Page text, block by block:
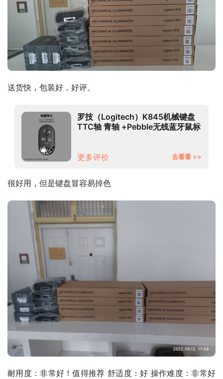
送货快，包装好，好评。
罗技（Logitech）K845机械键盘
TTC轴 青轴 +Pebble无线蓝牙鼠标
更多评价
去看看 >>
很好用，但是键盘冒容易掉色
耐用度：非常好！值得推荐 舒适度：好 操作难度：非常好